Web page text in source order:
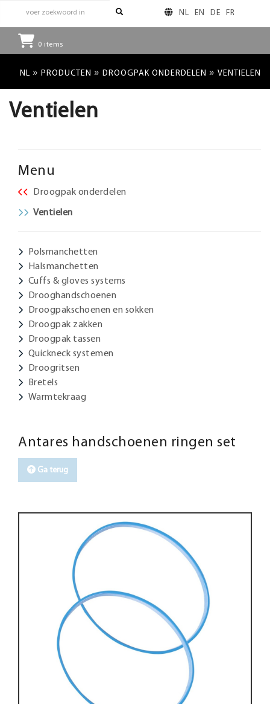
NL EN DE FR
0 items
NL » PRODUCTEN » DROOGPAK ONDERDELEN » VENTIELEN
Ventielen
Menu
Droogpak onderdelen
Ventielen
Polsmanchetten
Halsmanchetten
Cuffs & gloves systems
Drooghandschoenen
Droogpakschoenen en sokken
Droogpak zakken
Droogpak tassen
Quickneck systemen
Droogritsen
Bretels
Warmtekraag
Antares handschoenen ringen set
Ga terug